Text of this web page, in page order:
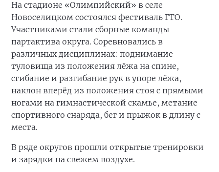
На стадионе «Олимпийский» в селе
Новоселицком состоялся фестиваль ГТО.
Участниками стали сборные команды
партактива округа. Соревновались в
различных дисциплинах: поднимание
туловища из положения лёжа на спине,
сгибание и разгибание рук в упоре лёжа,
наклон вперёд из положения стоя с прямыми
ногами на гимнастической скамье, метание
спортивного снаряда, бег и прыжок в длину с
места.
В ряде округов прошли открытые тренировки
и зарядки на свежем воздухе.